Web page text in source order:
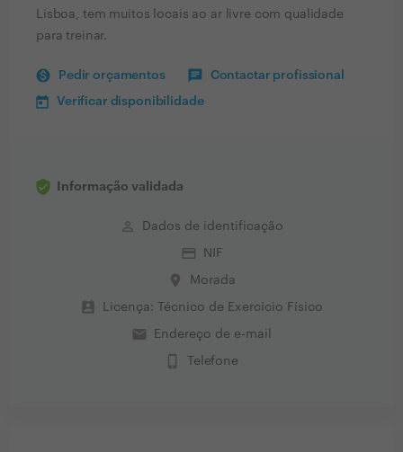
Lisboa, tem muitos locais ao ar livre com qualidade
para treinar.
Pedir orçamentos Contactar profissional
Verificar disponibilidade
Informação validada
perm_identity Dados de identificação
credit_card NIF
place Morada
perm_contact_calendar Licença: Técnico de Exercício Físico
email Endereço de e-mail
phone_iphone Telefone